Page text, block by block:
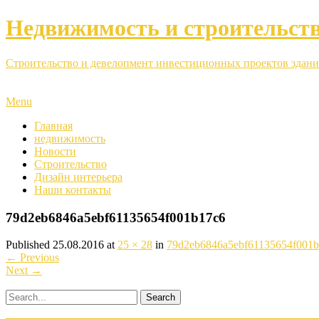
Недвижимость и
Строительство и девелопмент инвестиционных проектов
Menu
Главная
недвижимость
Новости
Строительство
Дизайн интерьера
Наши контакты
79d2eb6846a5ebf61135654f001b17c6
Published 25.08.2016 at 25 × 28 in
← Previous
Next →